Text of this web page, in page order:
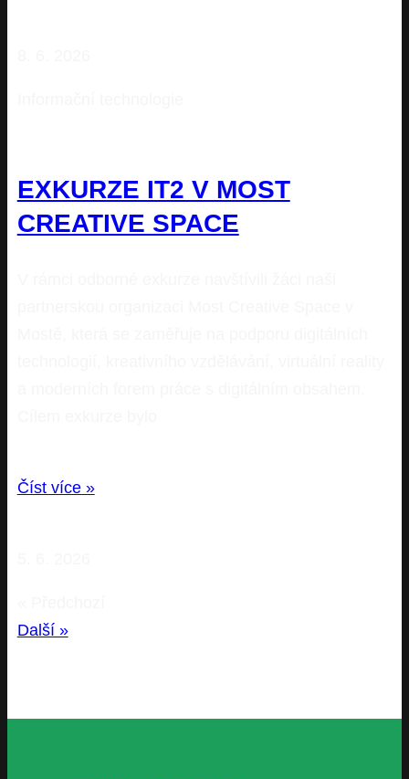
EXKURZE IT2 V MOST
CREATIVE SPACE
Číst více »
Další »